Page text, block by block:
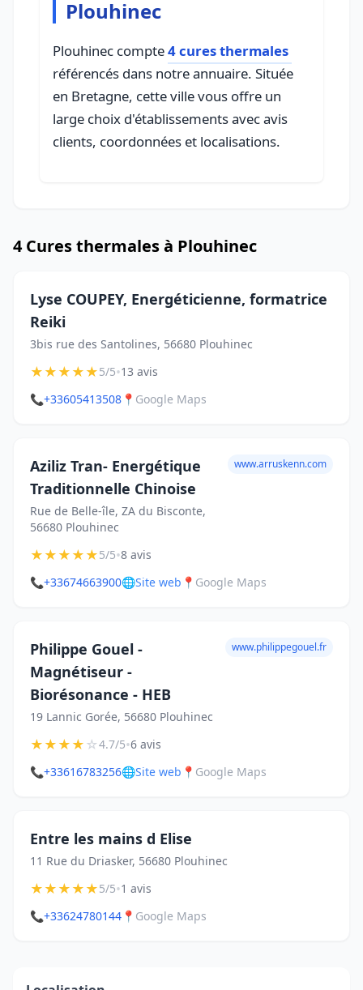
Plouhinec
Plouhinec compte4 cures thermales
référencés dans notre annuaire. Située
en Bretagne, cette ville vous offre un
large choix d'établissements avec avis
clients, coordonnées et localisations.
4 Cures thermales à Plouhinec
Lyse COUPEY, Energéticienne, formatrice
Reiki
3bis rue des Santolines, 56680 Plouhinec
★★★★★5/5•13 avis
📞+33605413508 📍 Google Maps
Aziliz Tran- Energétique
Traditionnelle Chinoise
Rue de Belle-île, ZA du Bisconte,
56680 Plouhinec
www.arruskenn.com
★★★★★5/5•8 avis
📞+33674663900🌐Site web 📍 Google Maps
Philippe Gouel -
Magnétiseur -
Biorésonance - HEB
19 Lannic Gorée, 56680 Plouhinec
www.philippegouel.fr
★★★★☆4.7/5•6 avis
📞+33616783256🌐Site web 📍 Google Maps
Entre les mains d Elise
11 Rue du Driasker, 56680 Plouhinec
★★★★★5/5•1 avis
📞+33624780144 📍 Google Maps